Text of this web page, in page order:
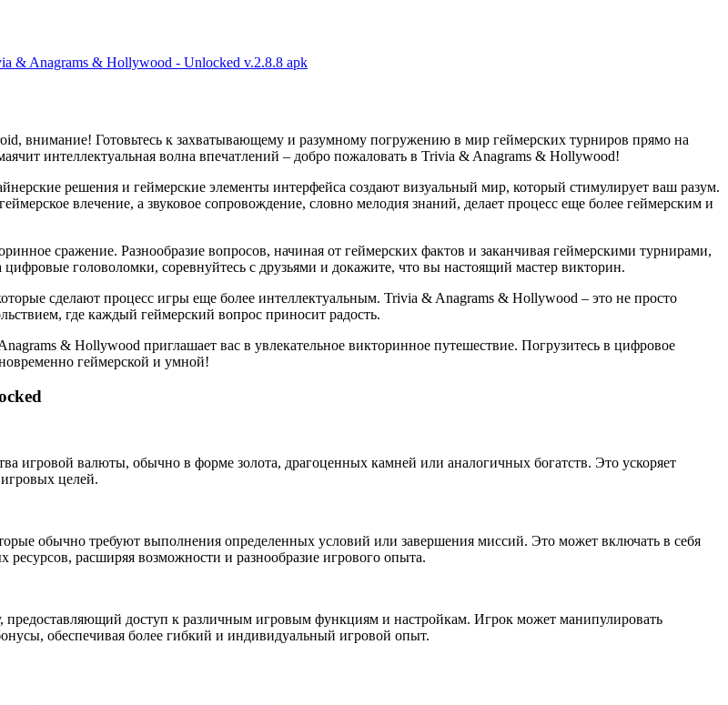
& Anagrams & Hollywood - Unlocked v.2.8.8 apk
внимание! Готовьтесь к захватывающему и разумному погружению в мир геймерских турниров прямо на
интеллектуальная волна впечатлений – добро пожаловать в Trivia & Anagrams & Hollywood!
решения и геймерские элементы интерфейса создают визуальный мир, который стимулирует ваш разум.
влечение, а звуковое сопровождение, словно мелодия знаний, делает процесс еще более геймерским и
сражение. Разнообразие вопросов, начиная от геймерских фактов и заканчивая геймерскими турнирами,
головоломки, соревнуйтесь с друзьями и докажите, что вы настоящий мастер викторин.
сделают процесс игры еще более интеллектуальным. Trivia & Anagrams & Hollywood – это не просто
где каждый геймерский вопрос приносит радость.
& Hollywood приглашает вас в увлекательное викторинное путешествие. Погрузитесь в цифровое
геймерской и умной!
игровой валюты, обычно в форме золота, драгоценных камней или аналогичных богатств. Это ускоряет
целей.
обычно требуют выполнения определенных условий или завершения миссий. Это может включать в себя
расширяя возможности и разнообразие игрового опыта.
доступ к различным игровым функциям и настройкам. Игрок может манипулировать
обеспечивая более гибкий и индивидуальный игровой опыт.